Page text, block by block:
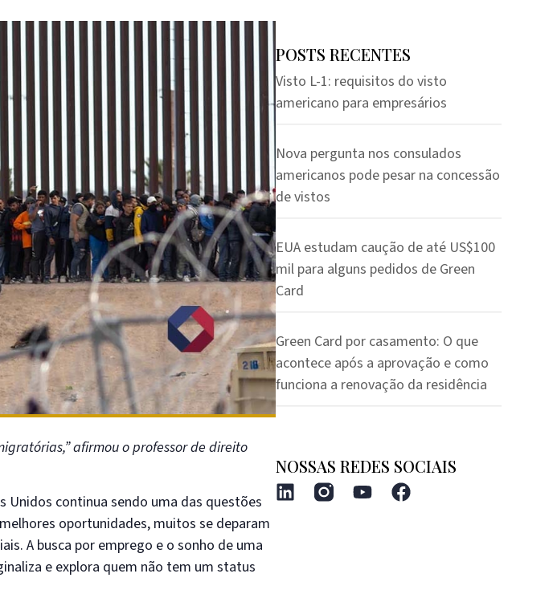
afirmou o professor de direito
continua sendo uma das questões
oportunidades, muitos se deparam
A busca por emprego e o sonho de uma
e explora quem não tem um status
POSTS RECENTES
Visto L-1: requisitos do visto
americano para empresários
Nova pergunta nos consulados
americanos pode pesar na concessão
de vistos
EUA estudam caução de até US$100
mil para alguns pedidos de Green
Card
Green Card por casamento: O que
acontece após a aprovação e como
funciona a renovação da residência
NOSSAS REDES SOCIAIS